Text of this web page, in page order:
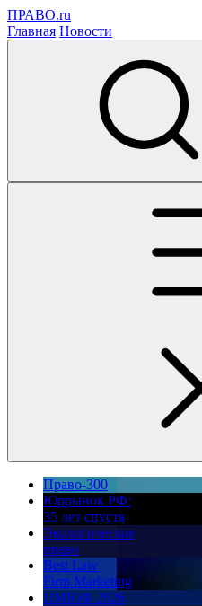
ПРАВО.ru
Главная Новости
Право-300
Юррынок РФ:
35 лет спустя
Экологическое
право
Best Law
Firm Marketing
ПМЮФ 2026